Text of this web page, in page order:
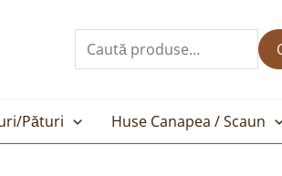
după:
Pături Huse Canapea / Scaun